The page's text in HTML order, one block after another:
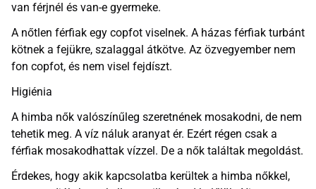
van férjnél és van-e gyermeke.
A nőtlen férfiak egy copfot viselnek. A házas férfiak turbánt
kötnek a fejükre, szalaggal átkötve. Az özvegyember nem
fon copfot, és nem visel fejdíszt.
Higiénia
A himba nők valószínűleg szeretnének mosakodni, de nem
tehetik meg. A víz náluk aranyat ér. Ezért régen csak a
férfiak mosakodhattak vízzel. De a nők találtak megoldást.
Érdekes, hogy akik kapcsolatba kerültek a himba nőkkel,